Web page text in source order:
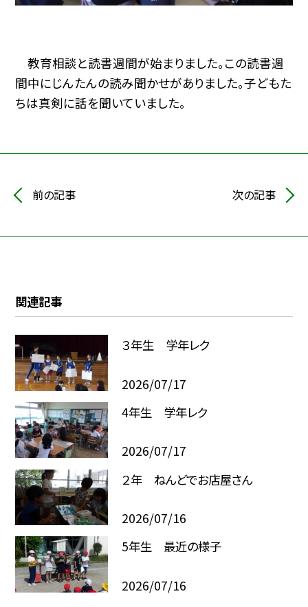
教育相談と読書週間が始まりました。この読書週
間中にじんたんの読み聞かせがありました。子どもた
ちは真剣に話を聞いていました。
前の記事 次の記事
関連記事
３年生 学年レク
2026/07/17
4年生 学年レク
2026/07/17
２年 ねんどでお店屋さん
2026/07/16
5年生 最近の様子
2026/07/16